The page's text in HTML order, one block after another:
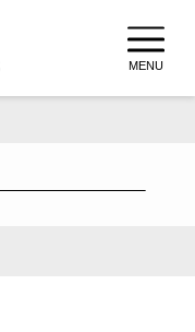
MENU